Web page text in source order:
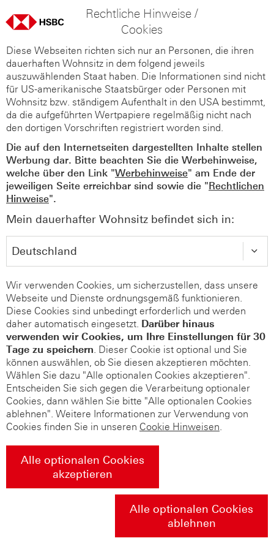
Rechtliche Hinweise /
Cookies
Diese Webseiten richten sich nur an Personen, die ihren
dauerhaften Wohnsitz in dem folgend jeweils
auszuwählenden Staat haben. Die Informationen sind nicht
für US-amerikanische Staatsbürger oder Personen mit
Wohnsitz bzw. ständigem Aufenthalt in den USA bestimmt,
da die aufgeführten Wertpapiere regelmäßig nicht nach
den dortigen Vorschriften registriert worden sind.
Die auf den Internetseiten dargestellten Inhalte stellen
Werbung dar. Bitte beachten Sie die Werbehinweise,
welche über den Link "Werbehinweise" am Ende der
jeweiligen Seite erreichbar sind sowie die "Rechtlichen
Hinweise".
Mein dauerhafter Wohnsitz befindet sich in:
Wir verwenden Cookies, um sicherzustellen, dass unsere
Webseite und Dienste ordnungsgemäß funktionieren.
Diese Cookies sind unbedingt erforderlich und werden
daher automatisch eingesetzt. Darüber hinaus
verwenden wir Cookies, um Ihre Einstellungen für 30
Tage zu speichern. Dieser Cookie ist optional und Sie
können auswählen, ob Sie diesen akzeptieren möchten.
Wählen Sie dazu "Alle optionalen Cookies akzeptieren".
Entscheiden Sie sich gegen die Verarbeitung optionaler
Cookies, dann wählen Sie bitte "Alle optionalen Cookies
ablehnen". Weitere Informationen zur Verwendung von
Cookies finden Sie in unseren Cookie Hinweisen.
Alle optionalen Cookies
akzeptieren
Alle optionalen Cookies
ablehnen